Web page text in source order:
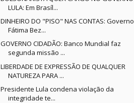
LULA: Em Brasíl...
DINHEIRO DO "PISO" NAS CONTAS: Governo
Fátima Bez...
GOVERNO CIDADÃO: Banco Mundial faz
segunda missão ...
LIBERDADE DE EXPRESSÃO DE QUALQUER
NATUREZA PARA ...
Presidente Lula condena violação da
integridade te...